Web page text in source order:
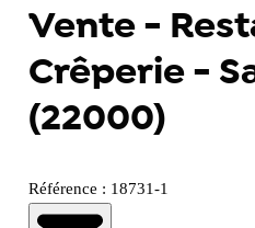
Vente -
Crêperie -
(22000)
Référence : 18731-1